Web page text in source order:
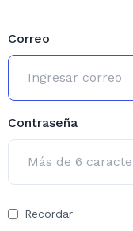
Correo
Contraseña
Recordar